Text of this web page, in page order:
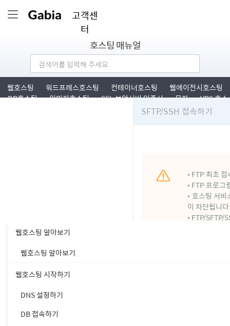
고객센
터
호스팅 매뉴얼
웹호스팅 워드프레스호스팅 컨테이너호스팅
웹에이전시호스팅
DB호스팅
이미지호스팅 SSL 보안서버 인증서 문자
VPS 호스
SFTP/SSH 접속하기
• FTP 최초
• FTP 프로그
• 호스팅 서
이 차단됩니
• FTP/SFTP/
웹호스팅 알아보기
웹호스팅 알아보기
웹호스팅 시작하기
DNS 설정하기
DB 접속하기